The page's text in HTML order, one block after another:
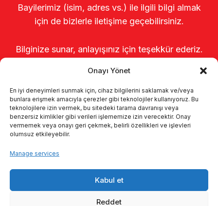
Onayı Yönet
En iyi deneyimleri sunmak için, cihaz bilgilerini saklamak ve/veya
bunlara erişmek amacıyla çerezler gibi teknolojiler kullanıyoruz. Bu
teknolojilere izin vermek, bu sitedeki tarama davranışı veya
benzersiz kimlikler gibi verileri işlememize izin verecektir. Onay
vermemek veya onayı geri çekmek, belirli özellikleri ve işlevleri
olumsuz etkileyebilir.
Manage services
Kabul et
Reddet
Bayilerimiz (isim, adres vs.) ile ilgili bilgi almak
için de bizlerle iletişime geçebilirsiniz.
Bilginize sunar, anlayışınız için teşekkür ederiz.
Kalite politikamız